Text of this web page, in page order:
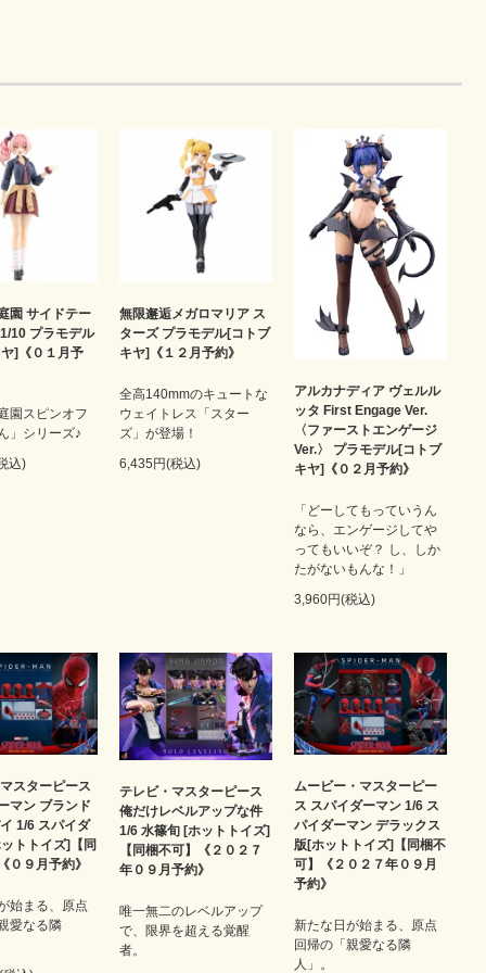
園 サイドテー
10 プラモデル
]《０１月予
園スピンオフ
」シリーズ♪
込)
無限邂逅メガロマリア ス
ターズ プラモデル[コトブ
キヤ]《１２月予約》
全高140mmのキュートな
ウェイトレス「スター
ズ」が登場！
6,435円(税込)
アルカナディア ヴェルル
ッタ First Engage Ver.
〈ファーストエンゲージ
Ver.〉 プラモデル[コトブ
キヤ]《０２月予約》
「どーしてもっていうん
なら、エンゲージしてや
ってもいいぞ？ し、しか
たがないもんな！」
3,960円(税込)
スターピース
マン ブランド
1/6 スパイダ
トトイズ]【同
０９月予約》
始まる、原点
愛なる隣
テレビ・マスターピース
俺だけレベルアップな件
1/6 水篠旬 [ホットトイズ]
【同梱不可】《２０２７
年０９月予約》
唯一無二のレベルアップ
で、限界を超える覚醒
者。
ムービー・マスターピー
ス スパイダーマン 1/6 ス
パイダーマン デラックス
版[ホットトイズ]【同梱不
可】《２０２７年０９月
予約》
新たな日が始まる、原点
回帰の「親愛なる隣
人」。